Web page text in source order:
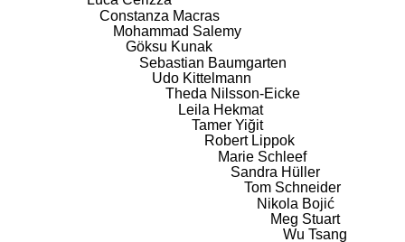
Constanza Macras
Mohammad Salemy
Göksu Kunak
Sebastian Baumgarten
Udo Kittelmann
Theda Nilsson-Eicke
Leila Hekmat
Tamer Yiğit
Robert Lippok
Marie Schleef
Sandra Hüller
Tom Schneider
Nikola Bojić
Meg Stuart
Wu Tsang